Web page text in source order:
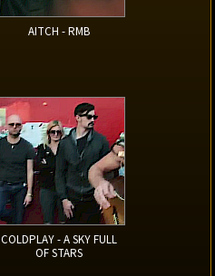
AITCH - RMB
COLDPLAY - A SKY FULL
OF STARS